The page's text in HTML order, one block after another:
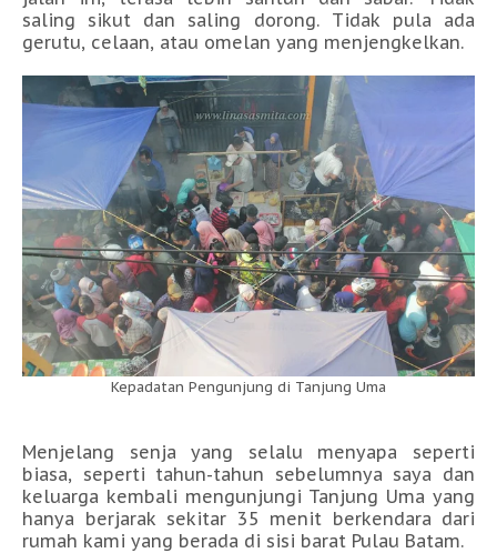
saling sikut dan saling dorong. Tidak pula ada
gerutu, celaan, atau omelan yang menjengkelkan.
Kepadatan Pengunjung di Tanjung Uma
Menjelang senja yang selalu menyapa seperti
biasa, seperti tahun-tahun sebelumnya saya dan
keluarga kembali mengunjungi Tanjung Uma yang
hanya berjarak sekitar 35 menit berkendara dari
rumah kami yang berada di sisi barat Pulau Batam.